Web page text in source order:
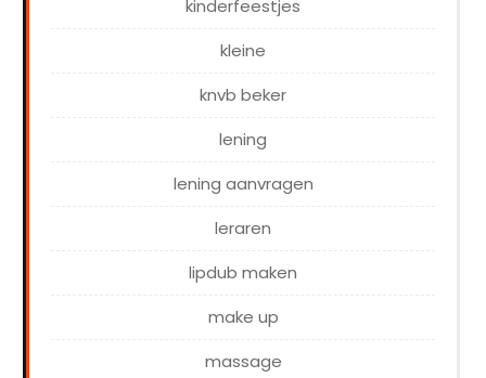
kinderfeestjes
kleine
knvb beker
lening
lening aanvragen
leraren
lipdub maken
make up
massage